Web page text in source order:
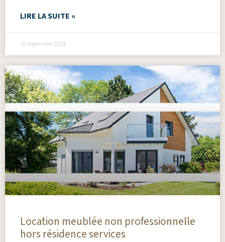
LIRE LA SUITE »
10 septembre 2024
Location meublée non professionnelle
hors résidence services